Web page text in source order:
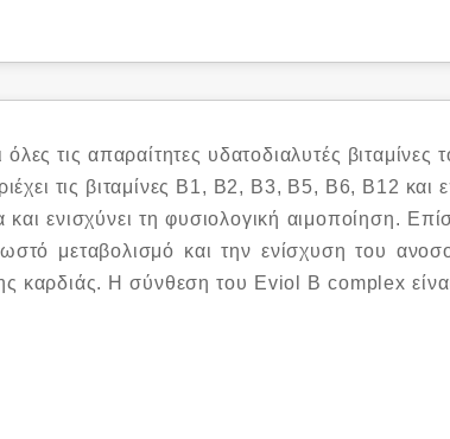
όλες τις απαραίτητες υδατοδιαλυτές
τις βιταμίνες Β1, Β2, Β3, Β5, Β6, Β12
ενισχύνει τη φυσιολογική αιμοποίηση.
μεταβολισμό και την ενίσχυση του
καρδιάς. Η σύνθεση του Eviol B complex